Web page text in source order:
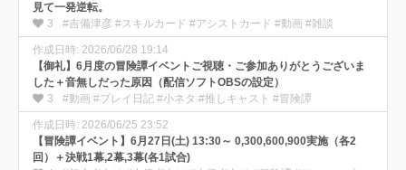
見て一発逆転。
3
#吉備津彦 #スキルカード #アシストカード #動画 #雑談
作成日時: 2026/06/28 19:14
【御礼】6月度の冒険譚イベントご視聴・ご参加ありがとうございま
した＋音無しだった原因（配信ソフトOBSの設定）
3
#動画 #プレイ日記 #小ネタ #推しキャスト #冒険譚
作成日時: 2026/06/25 23:52
【冒険譚イベント】6月27日(土) 13:30～ 0,300,600,900実施（各2
回）＋決戦1幕,2幕,3幕(各1試合)